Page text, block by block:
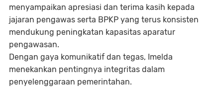
menyampaikan apresiasi dan terima kasih kepada
jajaran pengawas serta BPKP yang terus konsisten
mendukung peningkatan kapasitas aparatur
pengawasan.
Dengan gaya komunikatif dan tegas, Imelda
menekankan pentingnya integritas dalam
penyelenggaraan pemerintahan.